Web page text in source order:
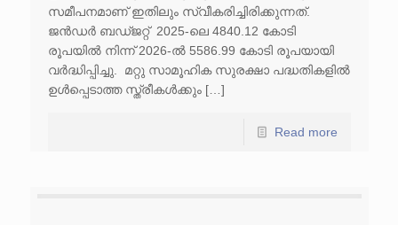
സമീപനമാണ് ഇതിലും സ്വീകരിച്ചിരിക്കുന്നത്.
ജൻഡർ ബഡ്ജറ്റ് 2025-ലെ 4840.12 കോടി
രൂപയിൽ നിന്ന് 2026-ൽ 5586.99 കോടി രൂപയായി
വർദ്ധിപ്പിച്ചു. മറ്റു സാമൂഹിക സുരക്ഷാ പദ്ധതികളിൽ
ഉൾപ്പെടാത്ത സ്ത്രീകൾക്കും […]
Read more